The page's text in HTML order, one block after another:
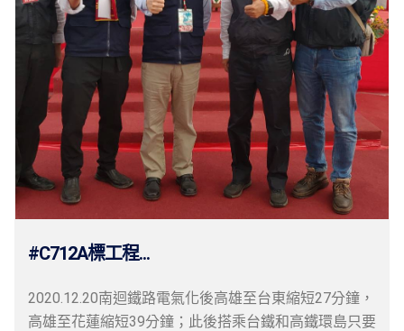
#C712A標工程...
2020.12.20南迴鐵路電氣化後高雄至台東縮短27分鐘，
高雄至花蓮縮短39分鐘；此後搭乘台鐵和高鐵環島只要